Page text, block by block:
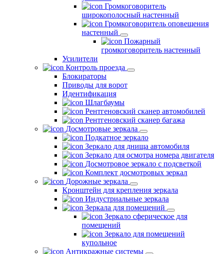
Громкоговоритель
широкополосный настенный
Громкоговоритель оповещения
настенный
Пожарный
громкоговоритель настенный
Усилители
Контроль проезда
Блокираторы
Приводы для ворот
Идентификация
Шлагбаумы
Рентгеновский сканер автомобилей
Рентгеновский сканер багажа
Досмотровые зеркала
Подкатное зеркало
Зеркало для днища автомобиля
Зеркало для осмотра номера двигателя
Досмотровое зеркало с подсветкой
Комплект досмотровых зеркал
Дорожные зеркала
Кронштейн для крепления зеркала
Индустриальные зеркала
Зеркала для помещений
Зеркало сферическое для
помещений
Зеркало для помещений
купольное
Антикражные системы